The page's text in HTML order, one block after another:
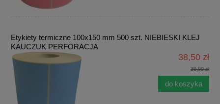
Etykiety termiczne 100x150 mm 500 szt. NIEBIESKI KLEJ
KAUCZUK PERFORACJA
38,50 zł
39,90 zł
do koszyka